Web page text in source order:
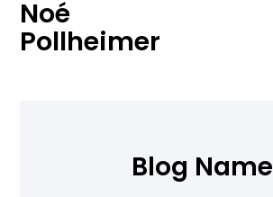
Noé
Pollheimer
Blog Name